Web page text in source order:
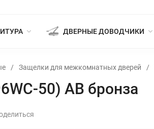
ДВЕРНЫЕ ДОВОДЧИКИ
/ Защелки для межкомнатных дверей /
50) AB бронза